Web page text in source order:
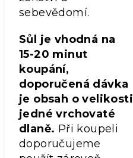
sebevědomí.
Sůl je vhodná na
15-20 minut
koupání,
doporučená dávka
je obsah o velikosti
jedné vrchovaté
dlaně. Při koupeli
doporučujeme